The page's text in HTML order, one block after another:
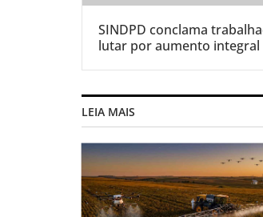
SINDPD conclama
lutar por aumento integral
LEIA MAIS